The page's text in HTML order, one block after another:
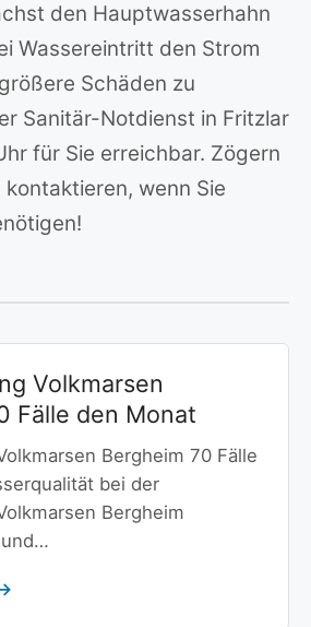
den Hauptwasserhahn
Wassereintritt den Strom
Schäden zu
Sanitär-Notdienst in Fritzlar
für Sie erreichbar. Zögern
kontaktieren, wenn Sie
Volkmarsen
Fälle den Monat
Bergheim 70 Fälle
bei der
Bergheim